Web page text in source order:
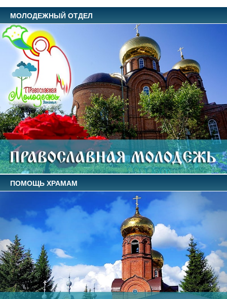
МОЛОДЕЖНЫЙ ОТДЕЛ
ПОМОЩЬ ХРАМАМ